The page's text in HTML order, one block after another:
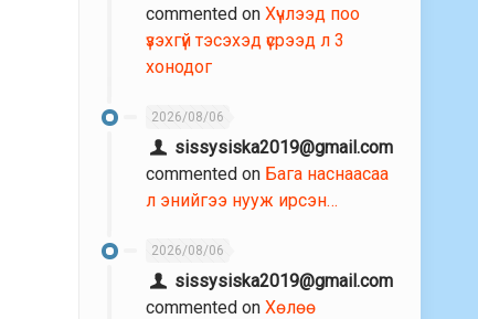
commented on Хүчлээд поо
үзэхгүй тэсэхэд үсрээд л 3
хонодог
2026/08/06
sissysiska2019@gmail.com
commented on Бага наснаасаа
л энийгээ нууж ирсэн…
2026/08/06
sissysiska2019@gmail.com
commented on Хөлөө